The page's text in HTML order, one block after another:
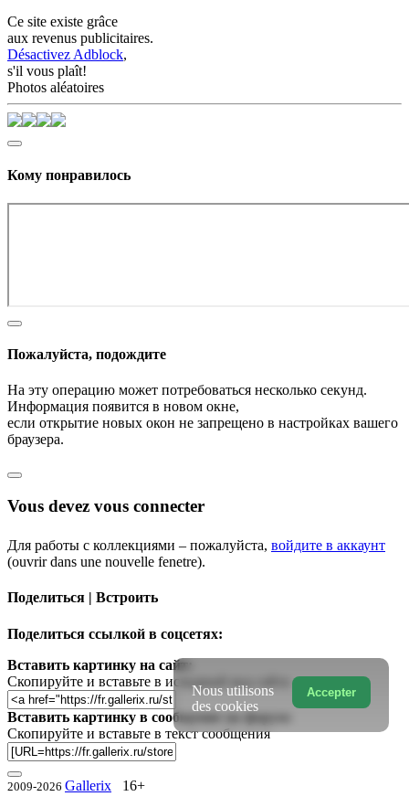
Ce site existe grâce
aux revenus publicitaires.
Désactivez Adblock,
s'il vous plaît!
Photos aléatoires
Кому понравилось
Пожалуйста, подождите
На эту операцию может потребоваться несколько секунд.
Информация появится в новом окне,
если открытие новых окон не запрещено в настройках вашего
браузера.
Vous devez vous connecter
Для работы с коллекциями – пожалуйста, войдите в аккаунт
(ouvrir dans une nouvelle fenetre).
Поделиться | Встроить
Поделиться ссылкой в соцсетях:
Вставить картинку на сайт:
Скопируйте и вставьте в исходный код сайта
Вставить картинку в сообщение на форум:
Скопируйте и вставьте в текст сообщения
2009-2026 Gallerix 16+
Accepter
Nous utilisons
des cookies